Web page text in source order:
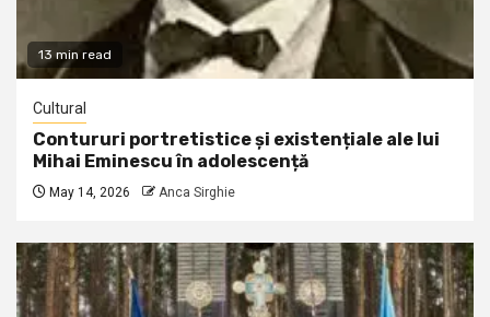
13 min read
Cultural
Contururi portretistice și existențiale ale lui
Mihai Eminescu în adolescență
May 14, 2026 Anca Sirghie